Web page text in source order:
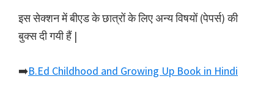
इस सेक्शन में बीएड के छात्रों के लिए अन्य विषयों (पेपर्स) की
बुक्स दी गयी हैं |
➡️B.Ed Childhood and Growing Up Book in Hindi